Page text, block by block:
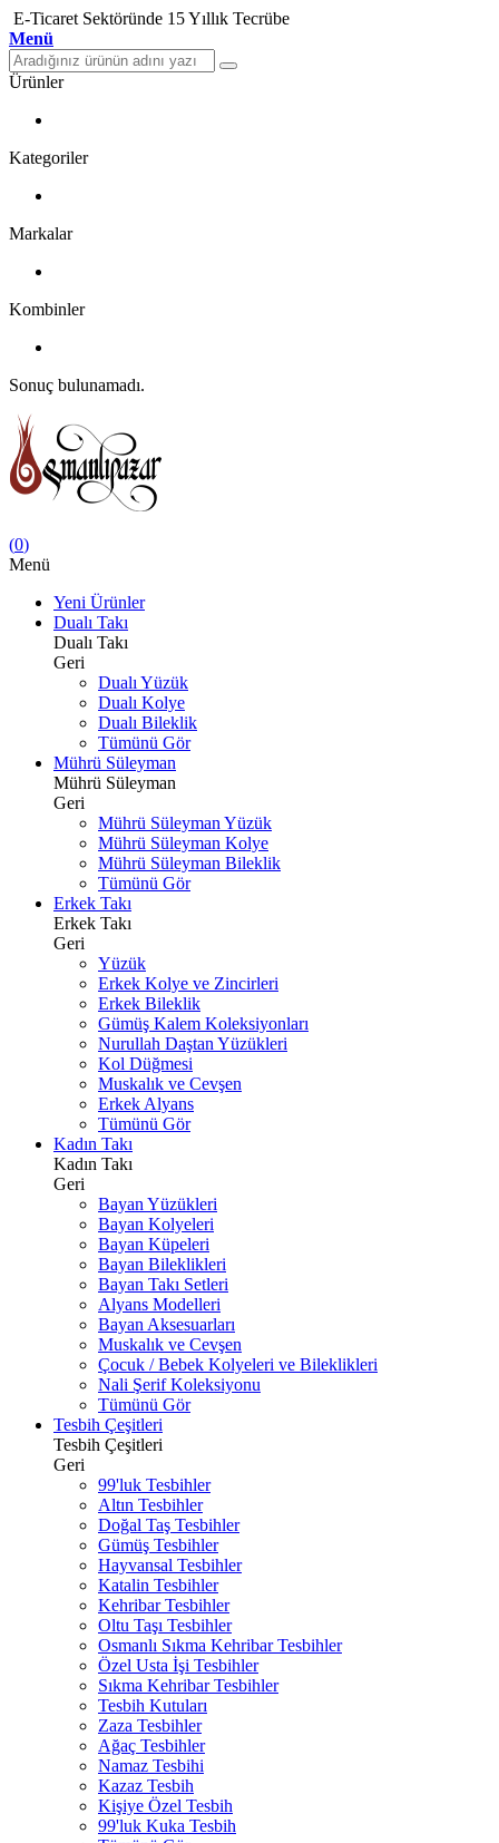
E-Ticaret Sektöründe 15 Yıllık Tecrübe
Menü
Ürünler
Kategoriler
Markalar
Kombinler
Sonuç bulunamadı.
(0)
Menü
Yeni Ürünler
Dualı Takı
Dualı Takı
Geri
Dualı Yüzük
Dualı Kolye
Dualı Bileklik
Tümünü Gör
Mührü Süleyman
Mührü Süleyman
Geri
Mührü Süleyman Yüzük
Mührü Süleyman Kolye
Mührü Süleyman Bileklik
Tümünü Gör
Erkek Takı
Erkek Takı
Geri
Yüzük
Erkek Kolye ve Zincirleri
Erkek Bileklik
Gümüş Kalem Koleksiyonları
Nurullah Daştan Yüzükleri
Kol Düğmesi
Muskalık ve Cevşen
Erkek Alyans
Tümünü Gör
Kadın Takı
Kadın Takı
Geri
Bayan Yüzükleri
Bayan Kolyeleri
Bayan Küpeleri
Bayan Bileklikleri
Bayan Takı Setleri
Alyans Modelleri
Bayan Aksesuarları
Muskalık ve Cevşen
Çocuk / Bebek Kolyeleri ve Bileklikleri
Nali Şerif Koleksiyonu
Tümünü Gör
Tesbih Çeşitleri
Tesbih Çeşitleri
Geri
99'luk Tesbihler
Altın Tesbihler
Doğal Taş Tesbihler
Gümüş Tesbihler
Hayvansal Tesbihler
Katalin Tesbihler
Kehribar Tesbihler
Oltu Taşı Tesbihler
Osmanlı Sıkma Kehribar Tesbihler
Özel Usta İşi Tesbihler
Sıkma Kehribar Tesbihler
Tesbih Kutuları
Zaza Tesbihler
Ağaç Tesbihler
Namaz Tesbihi
Kazaz Tesbih
Kişiye Özel Tesbih
99'luk Kuka Tesbih